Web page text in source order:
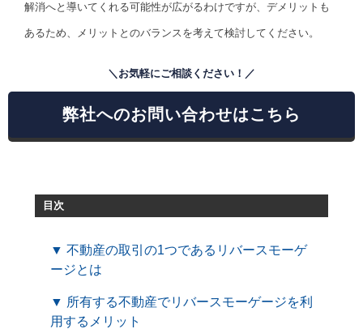
解消へと導いてくれる可能性が広がるわけですが、デメリットも
あるため、メリットとのバランスを考えて検討してください。
＼お気軽にご相談ください！／
弊社へのお問い合わせはこちら
目次
▼ 不動産の取引の1つであるリバースモーゲ
ージとは
▼ 所有する不動産でリバースモーゲージを利
用するメリット